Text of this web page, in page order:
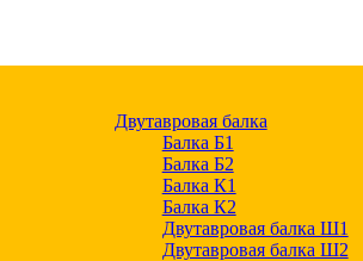
Двутавровая балка
Балка Б1
Балка Б2
Балка К1
Балка К2
Двутавровая балка Ш1
Двутавровая балка Ш2